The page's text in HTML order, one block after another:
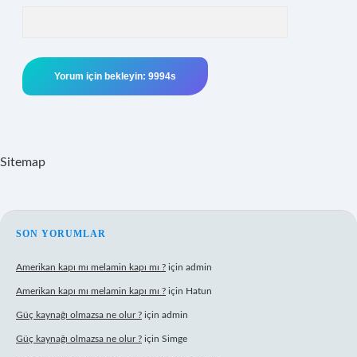
Sitemap
SIDEBAR
SON YORUMLAR
Amerikan kapı mı melamin kapı mı ? için admin
Amerikan kapı mı melamin kapı mı ? için Hatun
Güç kaynağı olmazsa ne olur ? için admin
Güç kaynağı olmazsa ne olur ? için Simge